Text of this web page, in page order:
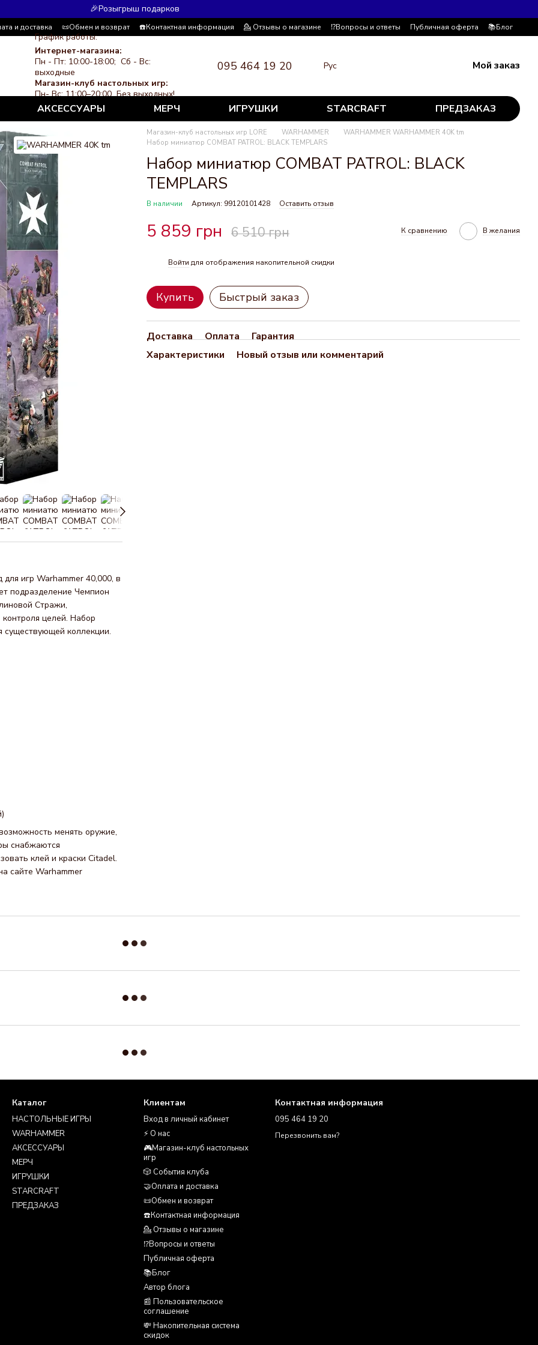
🎉Розыгрыш подарков
и доставка 📜Обмен и возврат ☎️Контактная информация 💁 Отзывы о магазине ⁉️Вопросы и ответы Публичная оферта
📚Блог
система скидок
СМИ о нас Политика конфиденциальности
График работы:
Интернет-магазина:
Пн - Пт: 10:00-18:00; Сб - Вс:
выходные
Магазин-клуб настольных игр:
Пн- Вс: 11:00–20:00 Без выходных!
095 464 19 20 Рус Мой заказ
АКСЕССУАРЫ МЕРЧ ИГРУШКИ STARCRAFT ПРЕДЗАКАЗ
игр Warhammer 40,000, в
подразделение Чемпион
Стражи,
целей. Набор
существующей коллекции.
менять оружие,
снабжаются
клей и краски Citadel.
сайте Warhammer
Магазин-клуб настольных игр LORE WARHAMMER
WARHAMMER WARHAMMER 40K tm
Набор миниатюр COMBAT PATROL: BLACK TEMPLARS
Набор миниатюр COMBAT PATROL: BLACK
TEMPLARS
В наличии Артикул: 99120101428 Оставить отзыв
5 859 грн 6 510 грн К сравнению В желания
Войти для отображения накопительной скидки
Купить Быстрый заказ
Доставка Оплата
Гарантия
Характеристики
Новый отзыв или комментарий
Каталог
НАСТОЛЬНЫЕ ИГРЫ
WARHAMMER
АКСЕССУАРЫ
МЕРЧ
ИГРУШКИ
STARCRAFT
ПРЕДЗАКАЗ
Клиентам
Вход в личный кабинет
⚡ О нас
🎮Магазин-клуб настольных
игр
🎲 События клуба
🤝Оплата и доставка
📜Обмен и возврат
☎️Контактная информация
💁 Отзывы о магазине
⁉️Вопросы и ответы
Публичная оферта
📚Блог
Автор блога
📰 Пользовательское
соглашение
💸 Накопительная система
скидок
Контактная информация
095 464 19 20
Перезвонить вам?